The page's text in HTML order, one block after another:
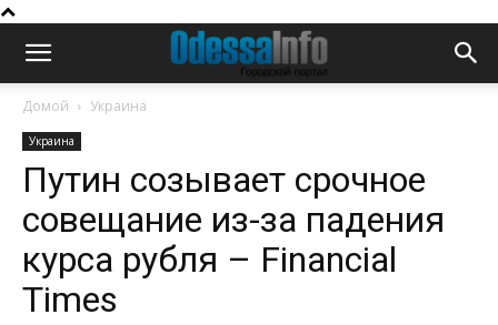
Домой Украина
Украина
Путин созывает срочное
совещание из-за падения
курса рубля – Financial
Times